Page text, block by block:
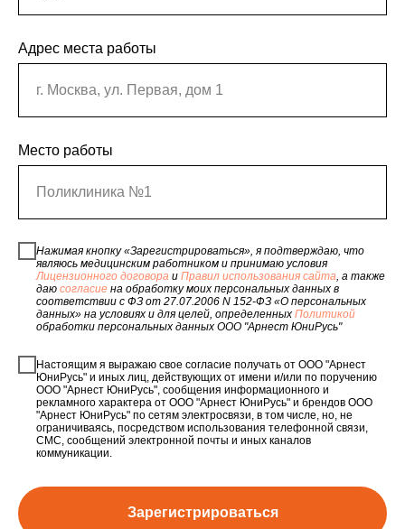
Адрес места работы
г. Москва, ул. Первая, дом 1
Место работы
Поликлиника №1
Нажимая кнопку «Зарегистрироваться», я подтверждаю, что
являюсь медицинским работником и принимаю условия
Лицензионного договора и Правил использования сайта , а также
даю согласие на обработку моих персональных данных в
соответствии с ФЗ от 27.07.2006 N 152-ФЗ «О персональных
данных» на условиях и для целей, определенных Политикой
обработки персональных данных ООО "Арнест ЮниРусь"
Настоящим я выражаю свое согласие получать от ООО "Арнест
ЮниРусь" и иных лиц, действующих от имени и/или по поручению
ООО "Арнест ЮниРусь", сообщения информационного и
рекламного характера от ООО "Арнест ЮниРусь" и брендов ООО
"Арнест ЮниРусь" по сетям электросвязи, в том числе, но, не
ограничиваясь, посредством использования телефонной связи,
СМС, сообщений электронной почты и иных каналов
коммуникации.
Зарегистрироваться